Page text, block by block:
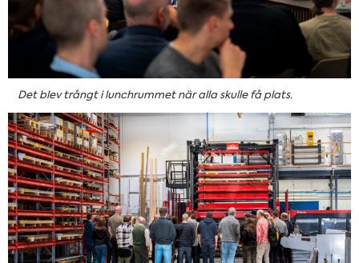
Det blev trångt i lunchrummet när alla skulle få plats.